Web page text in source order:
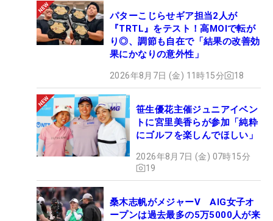
パターこじらせギア担当2人が
『TRTL』をテスト！高MOIで転が
り◎、調節も自在で「結果の改善効
果にかなりの意外性」
2026年8月7日 (金) 11時15分 18
笹生優花主催ジュニアイベン
トに宮里美香らが参加「純粋
にゴルフを楽しんでほしい」
2026年8月7日 (金) 07時15分
19
桑木志帆がメジャーV AIG女子オ
ープンは過去最多の5万5000人が来